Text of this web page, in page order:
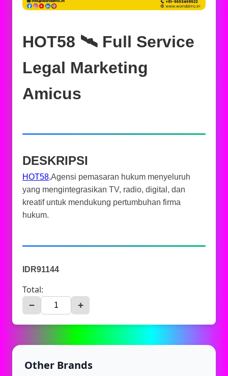
HOT58 🛰️‍ Full Service
Legal Marketing
Amicus
DESKRIPSI
HOT58,Agensi pemasaran hukum menyeluruh
yang mengintegrasikan TV, radio, digital, dan
kreatif untuk mendukung pertumbuhan firma
hukum.
IDR91144
Total:
− +
Other Brands